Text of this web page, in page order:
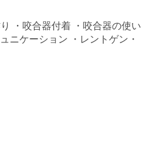
・咬合器付着 ・咬合器の使い
ニケーション ・レントゲン・